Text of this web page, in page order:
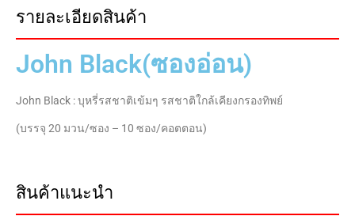
รายละเอียดสินค้า
John Black(ซองอ่อน)
John Black : บุหรี่รสชาติเข้มๆ รสชาติใกล้เคียงกรองทิพย์
(บรรจุ 20 มวน/ซอง – 10 ซอง/คอตตอน)
สินค้าแนะนำ